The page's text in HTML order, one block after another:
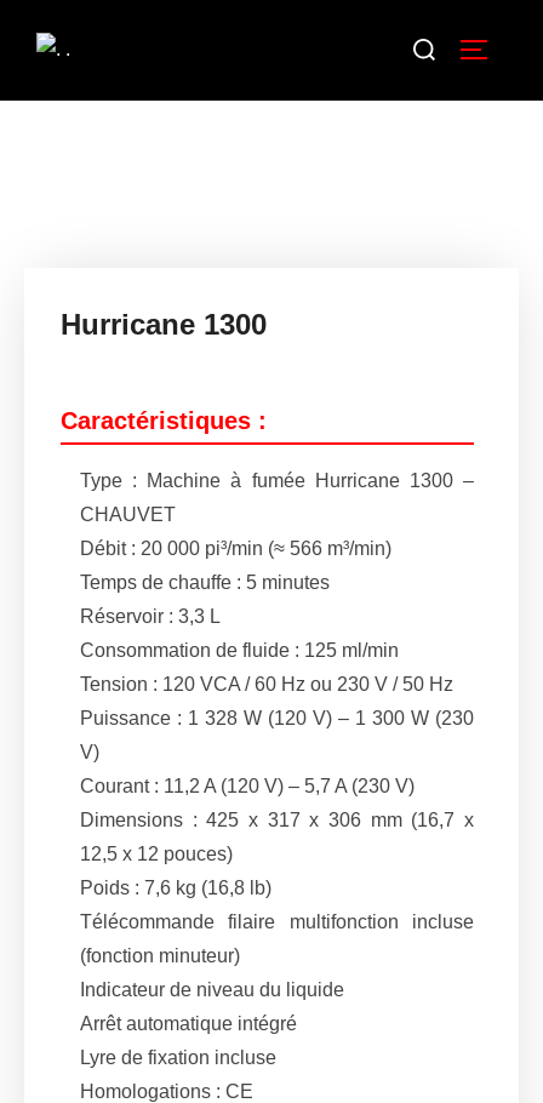
Hurricane 1300
Caractéristiques :
Type : Machine à fumée Hurricane 1300 –
CHAUVET
Débit : 20 000 pi³/min (≈ 566 m³/min)
Temps de chauffe : 5 minutes
Réservoir : 3,3 L
Consommation de fluide : 125 ml/min
Tension : 120 VCA / 60 Hz ou 230 V / 50 Hz
Puissance : 1 328 W (120 V) – 1 300 W (230
V)
Courant : 11,2 A (120 V) – 5,7 A (230 V)
Dimensions : 425 x 317 x 306 mm (16,7 x
12,5 x 12 pouces)
Poids : 7,6 kg (16,8 lb)
Télécommande filaire multifonction incluse
(fonction minuteur)
Indicateur de niveau du liquide
Arrêt automatique intégré
Lyre de fixation incluse
Homologations : CE